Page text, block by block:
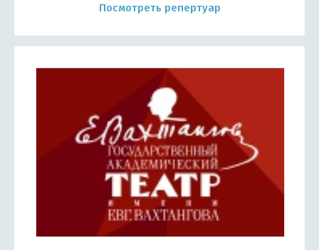
Посмотреть репертуар